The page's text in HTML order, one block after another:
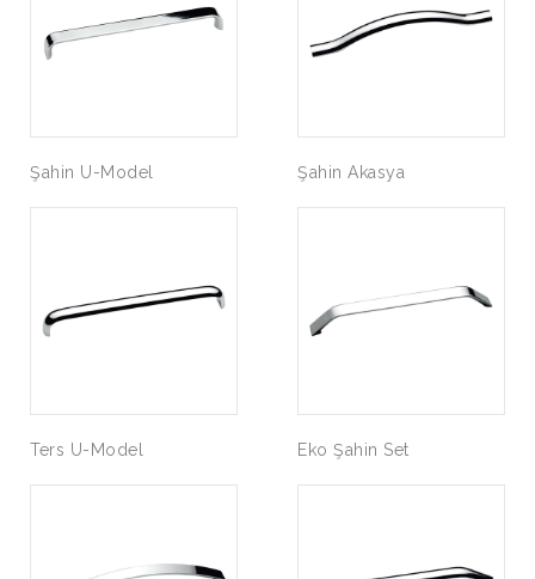
Şahin U-Model Şahin Akasya
Ters U-Model Eko Şahin Set